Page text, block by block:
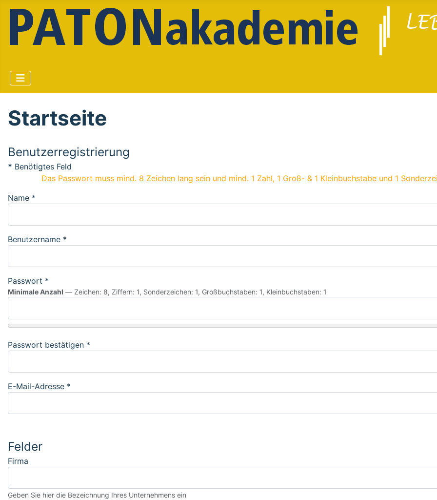
Startseite
Benutzerregistrierung
* Benötigtes Feld
Name *
Benutzername *
Passwort *
Minimale Anzahl — Zeichen: 8, Ziffern: 1, Sonderzeichen: 1, Großbuchstaben: 1, Kleinbuchstaben: 1
Passwort bestätigen *
E-Mail-Adresse *
Felder
Firma
Geben Sie hier die Bezeichnung Ihres Unternehmens ein